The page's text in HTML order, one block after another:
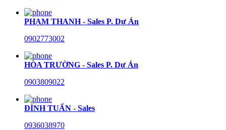
PHẠM THANH - Sales P. Dự Án
0902773002
HÒA TRƯỜNG - Sales P. Dự Án
0903809022
ĐÌNH TUẤN - Sales
0936038970